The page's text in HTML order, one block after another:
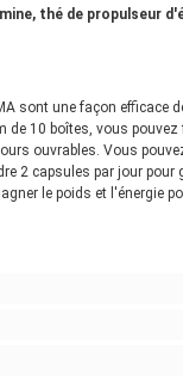
thé de propulseur
sont une façon
10 boîtes, vous
ouvrables. Vous
2 capsules par jour
le poids et l'énergie